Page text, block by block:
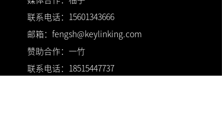
联系电话：15601343666
邮箱：fengsh@keylinking.com
赞助合作：一竹
联系电话： 18515447737